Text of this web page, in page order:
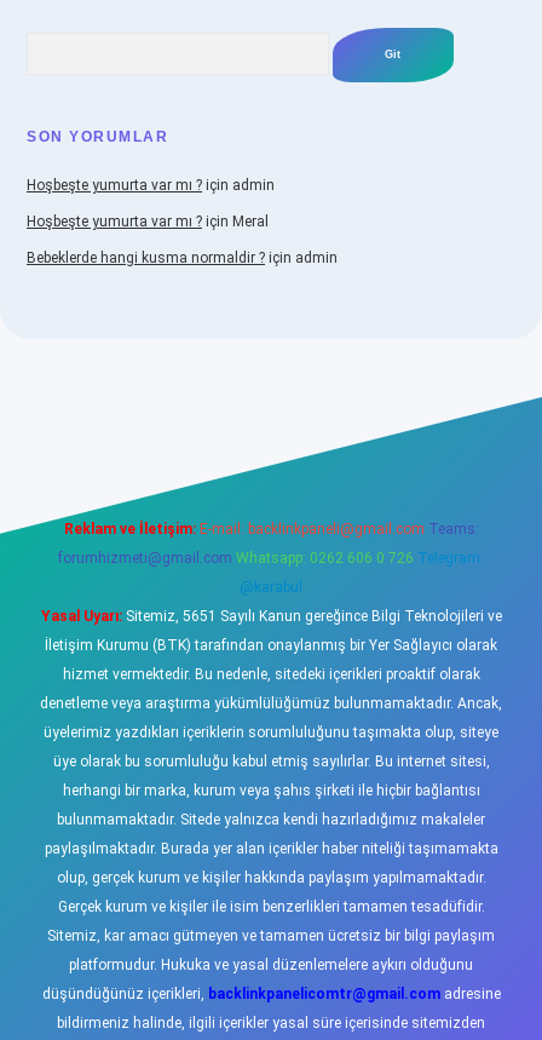
SON YORUMLAR
Hoşbeşte yumurta var mı ? için admin
Hoşbeşte yumurta var mı ? için Meral
Bebeklerde hangi kusma normaldir ? için admin
Reklam ve İletişim: E-mail: backlinkpaneli@gmail.com Teams:
forumhizmeti@gmail.com Whatsapp: 0262 606 0 726 Telegram:
@karabul
Yasal Uyarı:Sitemiz, 5651 Sayılı Kanun gereğince Bilgi Teknolojileri ve
İletişim Kurumu (BTK) tarafından onaylanmış bir Yer Sağlayıcı olarak
hizmet vermektedir. Bu nedenle, sitedeki içerikleri proaktif olarak
denetleme veya araştırma yükümlülüğümüz bulunmamaktadır. Ancak,
üyelerimiz yazdıkları içeriklerin sorumluluğunu taşımakta olup, siteye
üye olarak bu sorumluluğu kabul etmiş sayılırlar. Bu internet sitesi,
herhangi bir marka, kurum veya şahıs şirketi ile hiçbir bağlantısı
bulunmamaktadır. Sitede yalnızca kendi hazırladığımız makaleler
paylaşılmaktadır. Burada yer alan içerikler haber niteliği taşımamakta
olup, gerçek kurum ve kişiler hakkında paylaşım yapılmamaktadır.
Gerçek kurum ve kişiler ile isim benzerlikleri tamamen tesadüfidir.
Sitemiz, kar amacı gütmeyen ve tamamen ücretsiz bir bilgi paylaşım
platformudur. Hukuka ve yasal düzenlemelere aykırı olduğunu
düşündüğünüz içerikleri, backlinkpanelicomtr@gmail.comadresine
bildirmeniz halinde, ilgili içerikler yasal süre içerisinde sitemizden